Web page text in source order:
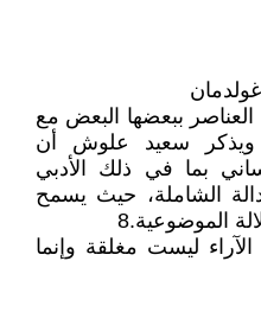
العناصر ببعضها البعض مع
ويذكر سعيد علوش أن
بما في ذلك الأدبي
الشاملة، حيث يسمح
الموضوعية.8
ليست مغلقة وإنما